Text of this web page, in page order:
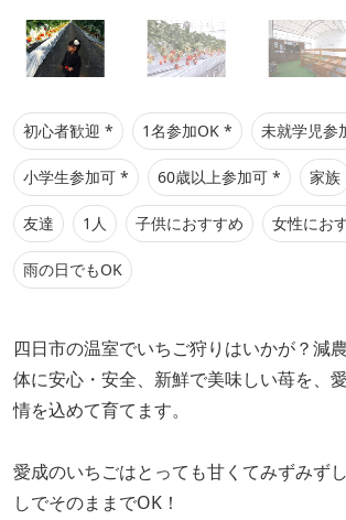
初心者歓迎 * 1名参加OK * 未就学児参
小学生参加可 * 60歳以上参加可 * 家族
友達 1人 子供におすすめ 女性にお
雨の日でもOK
四日市の温室でいちご狩りはいかが？減
体に安心・安全、新鮮で美味しい苺を、
情を込めて育てます。
愛成のいちごはとっても甘くてみずみず
しでそのままでOK！